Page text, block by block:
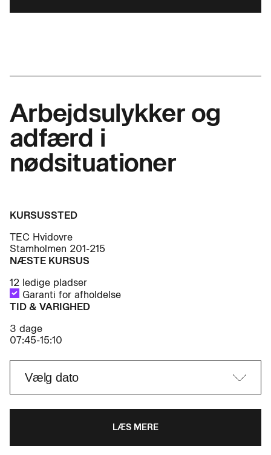
Arbejdsulykker og
adfærd i
nødsituationer
KURSUSSTED
TEC Hvidovre
Stamholmen 201-215
NÆSTE KURSUS
12 ledige pladser
Garanti for afholdelse
TID & VARIGHED
3 dage
07:45-15:10
LÆS MERE